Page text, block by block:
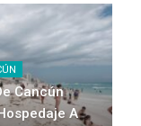
Cancún
A